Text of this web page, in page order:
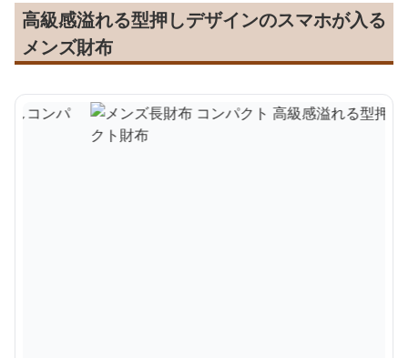
高級感溢れる型押しデザインのスマホが入る
メンズ財布